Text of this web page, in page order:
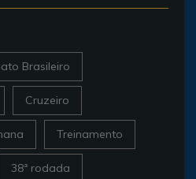
Brasileiro
Cruzeiro
Treinamento
38ª rodada